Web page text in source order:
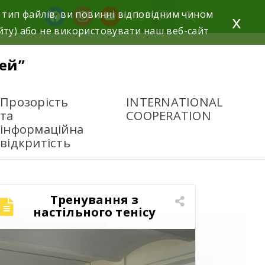
Прозорість
та
інформаційна
відкритість
INTERNATIONAL
COOPERATION
Тренування з
настільного тенісу
файлів, ви повинні відповідним чином
або не використовувати наш веб-сайт
x